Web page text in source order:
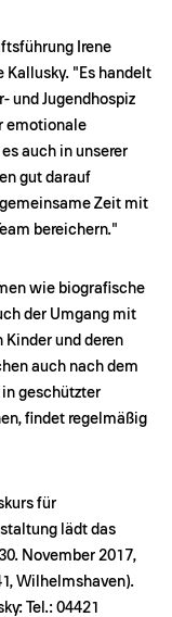
Irene
Kallusky. "Es handelt
und Jugendhospiz
emotionale
auch in unserer
gut darauf
Zeit mit
bereichern."
wie biografische
der Umgang mit
und deren
auch nach dem
geschützter
findet regelmäßig
für
lädt das
November 2017,
Wilhelmshaven).
Tel.: 04421